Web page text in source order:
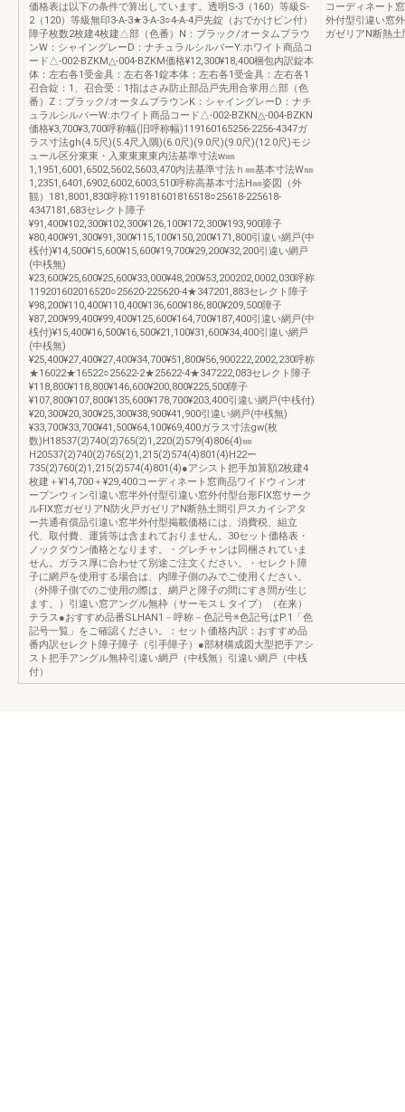
価格表は以下の条件で算出しています。透明S-3（160）等級S-
2（120）等級無印3-A-3★3-A-3○4-A-4戸先錠（おでかけピン付）
障子枚数2枚建4枚建△部（色番）N：ブラック/オータムブラウ
ンW：シャイングレーD：ナチュラルシルバーY:ホワイト商品コ
ード△-002-BZKM△-004-BZKM価格¥12,300¥18,400梱包内訳錠本
体：左右各1受金具：左右各1錠本体：左右各1受金具：左右各1
召合錠：1、召合受：1指はさみ防止部品戸先用合掌用△部（色
番）Z：ブラック/オータムブラウンK：シャイングレーD：ナチ
ュラルシルバーW:ホワイト商品コード△-002-BZKN△-004-BZKN
価格¥3,700¥3,700呼称幅(旧呼称幅)119160165256-2256-4347ガ
ラス寸法gh(4.5尺)(5.4尺入隅)(6.0尺)(9.0尺)(9.0尺)(12.0尺)モジ
ュール区分東東・入東東東東内法基準寸法w㎜
1,1951,6001,6502,5602,5603,470内法基準寸法ｈ㎜基本寸法W㎜
1,2351,6401,6902,6002,6003,510呼称高基本寸法H㎜姿図（外
観）181,8001,830呼称119181601816518○25618-225618-
4347181,683セレクト障子
¥91,400¥102,300¥102,300¥126,100¥172,300¥193,900障子
¥80,400¥91,300¥91,300¥115,100¥150,200¥171,800引違い網戸(中
桟付)¥14,500¥15,600¥15,600¥19,700¥29,200¥32,200引違い網戸
(中桟無)
¥23,600¥25,600¥25,600¥33,000¥48,200¥53,200202,0002,030呼称
119201602016520○25620-225620-4★347201,883セレクト障子
¥98,200¥110,400¥110,400¥136,600¥186,800¥209,500障子
¥87,200¥99,400¥99,400¥125,600¥164,700¥187,400引違い網戸(中
桟付)¥15,400¥16,500¥16,500¥21,100¥31,600¥34,400引違い網戸
(中桟無)
¥25,400¥27,400¥27,400¥34,700¥51,800¥56,900222,2002,230呼称
★16022★16522○25622-2★25622-4★347222,083セレクト障子
¥118,800¥118,800¥146,600¥200,800¥225,500障子
¥107,800¥107,800¥135,600¥178,700¥203,400引違い網戸(中桟付)
¥20,300¥20,300¥25,300¥38,900¥41,900引違い網戸(中桟無)
¥33,700¥33,700¥41,500¥64,100¥69,400ガラス寸法gw(枚
数)H18537(2)740(2)765(2)1,220(2)579(4)806(4)㎜
H20537(2)740(2)765(2)1,215(2)574(4)801(4)H22ー
735(2)760(2)1,215(2)574(4)801(4)●アシスト把手加算額2枚建4
枚建＋¥14,700＋¥29,400コーディネート窓商品ワイドウィンオ
ープンウィン引違い窓半外付型引違い窓外付型台形FIX窓サーク
ルFIX窓ガゼリアN防火戸ガゼリアN断熱土間引戸スカイシアタ
ー共通有償品引違い窓半外付型掲載価格には、消費税、組立
代、取付費、運賃等は含まれておりません。30セット価格表・
ノックダウン価格となります。・グレチャンは同梱されていま
せん。ガラス厚に合わせて別途ご注文ください。・セレクト障
子に網戸を使用する場合は、内障子側のみでご使用ください。
（外障子側でのご使用の際は、網戸と障子の間にすき間が生じ
ます。）引違い窓アングル無枠（サーモスＬタイプ）（在来）
テラス●おすすめ品番SLHAN1－呼称－色記号※色記号はP.1「色
記号一覧」をご確認ください。：セット価格内訳：おすすめ品
番内訳セレクト障子障子（引手障子）●部材構成図大型把手アシ
スト把手アングル無枠引違い網戸（中桟無）引違い網戸（中桟
付）
コーディネート
外付型引違い窓
ガゼリアN断熱